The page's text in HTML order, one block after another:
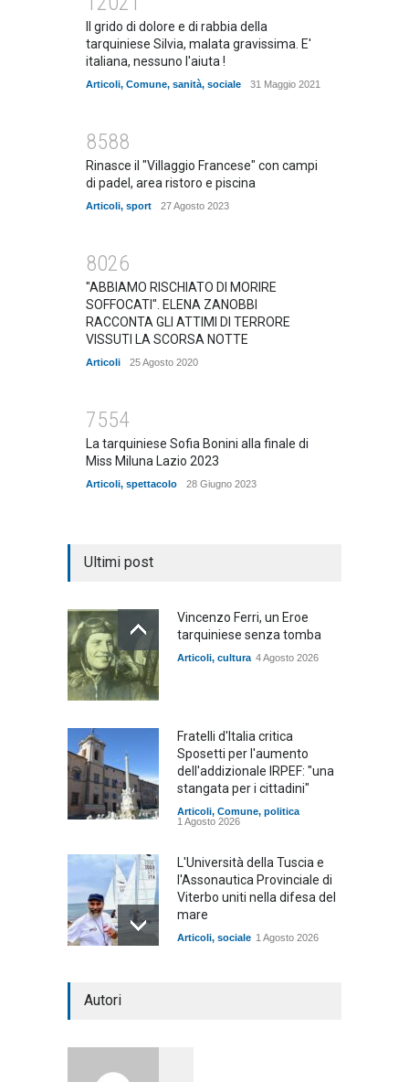
Il grido di dolore e di rabbia della
tarquiniese Silvia, malata gravissima. E'
italiana, nessuno l'aiuta !
Articoli, Comune, sanità, sociale 31 Maggio 2021
8588
Rinasce il "Villaggio Francese" con campi
di padel, area ristoro e piscina
Articoli, sport 27 Agosto 2023
8026
"ABBIAMO RISCHIATO DI MORIRE
SOFFOCATI". ELENA ZANOBBI
RACCONTA GLI ATTIMI DI TERRORE
VISSUTI LA SCORSA NOTTE
Articoli 25 Agosto 2020
7554
La tarquiniese Sofia Bonini alla finale di
Miss Miluna Lazio 2023
Articoli, spettacolo 28 Giugno 2023
Ultimi post
Vincenzo Ferri, un Eroe
tarquiniese senza tomba
Articoli, cultura 4 Agosto 2026
Fratelli d'Italia critica
Sposetti per l'aumento
dell'addizionale IRPEF: "una
stangata per i cittadini"
Articoli, Comune, politica
1 Agosto 2026
L'Università della Tuscia e
l'Assonautica Provinciale di
Viterbo uniti nella difesa del
mare
Articoli, sociale 1 Agosto 2026
Autori